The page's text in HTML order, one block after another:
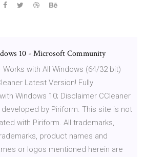
10 - Microsoft Community
Works with All Windows (64/32 bit)
Latest Version! Fully
Windows 10; Disclaimer CCleaner
by Piriform. This site is not
with Piriform. All trademarks,
product names and
or logos mentioned herein are